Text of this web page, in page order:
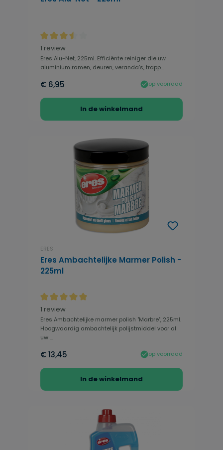
Gemiddelde waardering van 3.5 van 5 sterren
1 review
Eres Alu-Net, 225ml. Efficiënte reiniger die uw
aluminium ramen, deuren, veranda’s, trapp...
€ 6,95 op voorraad
In de winkelmand
ERES
Eres Ambachtelijke Marmer Polish -
225ml
Gemiddelde waardering van 5 van 5 sterren
1 review
Eres Ambachtelijke marmer polish "Marbre", 225ml.
Hoogwaardig ambachtelijk polijstmiddel voor al
uw ...
€ 13,45 op voorraad
In de winkelmand